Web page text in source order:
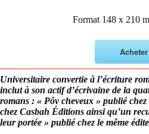
Format 148 x 210
Acheter
Universitaire convertie à l’écriture
inclut à son actif d’écrivaine de la
romans : « Pôv cheveux » publié
chez Casbah Éditions ainsi qu’un
leur portée » publié chez le même